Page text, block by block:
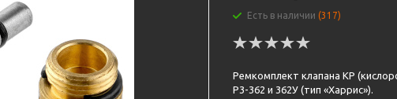
Есть в наличии(317)
Ремкомплект клапана КР
Р3-362 и 362У (тип «Харрис»).